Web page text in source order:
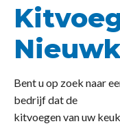
Bent u op zoek naar
bedrijf dat de
kitvoegen van uw